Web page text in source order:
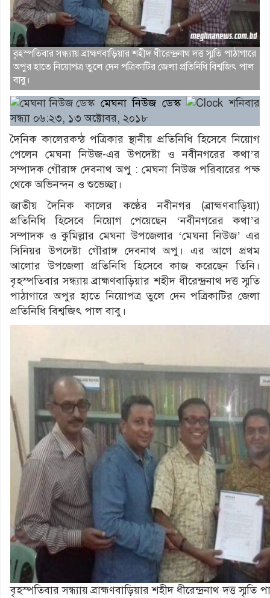
বৃহস্পতিবার সন্ধ্যায় ব্রাহ্মণবাড়িয়ার শহীদ ধীরেন্দ্রনাথ দত্ত স্মৃতি পাঠাগারে
অপুর হাতে নিয়োপত্র তুলে দেন পত্রিকাটির জেলা প্রতিনিধি বিশ্বজিৎ পাল
বাবু।
মেঘনা নিউজ ডেস্ক
শনিবার
সন্ধ্যা ০৬:২৩, ১৩ অক্টোবর, ২০১৮
দৈনিক কালেরকন্ঠ পত্রিকার স্থানীয় প্রতিনিধি হিসেবে নিয়োগ
পেলেন মেঘনা নিউজ-এর উপদেষ্টা ও নবীনগরের কথা’র
সম্পাদক গৌরাঙ্গ দেবনাথ অপু : মেঘনা নিউজ পরিবারের পক্ষ
থেকে অভিনন্দন ও শুভেচ্ছা।
জাতীয় দৈনিক কালের কণ্ঠের নবীনগর (ব্রাহ্মণবাড়িয়া)
প্রতিনিধি হিসেবে নিয়োগ পেয়েছেন ‘নবীনগরের কথা’র
সম্পাদক ও কুমিল্লার মেঘনা উপজেলার ‘মেঘনা নিউজ’ এর
সিনিয়র উপদেষ্টা গৌরাঙ্গ দেবনাথ অপু। এর আগে প্রথম
আলোর উপজেলা প্রতিনিধি হিসেবে কাজ করেছেন তিনি।
বৃহস্পতিবার সন্ধ্যায় ব্রাহ্মণবাড়িয়ার শহীদ ধীরেন্দ্রনাথ দত্ত স্মৃতি
পাঠাগারে অপুর হাতে নিয়োপত্র তুলে দেন পত্রিকাটির জেলা
প্রতিনিধি বিশ্বজিৎ পাল বাবু।
বৃহস্পতিবার সন্ধ্যায় ব্রাহ্মণবাড়িয়ার শহীদ ধীরেন্দ্রনাথ দত্ত